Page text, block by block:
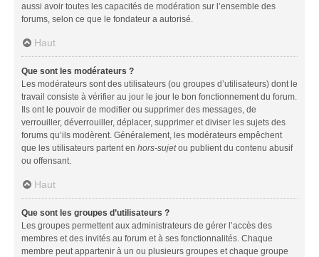
aussi avoir toutes les capacités de modération sur l’ensemble des
forums, selon ce que le fondateur a autorisé.
Haut
Que sont les modérateurs ?
Les modérateurs sont des utilisateurs (ou groupes d’utilisateurs) dont le
travail consiste à vérifier au jour le jour le bon fonctionnement du forum.
Ils ont le pouvoir de modifier ou supprimer des messages, de
verrouiller, déverrouiller, déplacer, supprimer et diviser les sujets des
forums qu’ils modèrent. Généralement, les modérateurs empêchent
que les utilisateurs partent en hors-sujetou publient du contenu abusif
ou offensant.
Haut
Que sont les groupes d’utilisateurs ?
Les groupes permettent aux administrateurs de gérer l’accès des
membres et des invités au forum et à ses fonctionnalités. Chaque
membre peut appartenir à un ou plusieurs groupes et chaque groupe